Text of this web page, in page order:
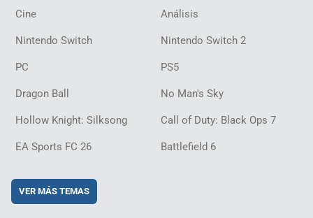
Cine Análisis
Nintendo Switch Nintendo Switch 2
PC PS5
Dragon Ball No Man's Sky
Hollow Knight: Silksong Call of Duty: Black Ops 7
EA Sports FC 26 Battlefield 6
VER MÁS TEMAS